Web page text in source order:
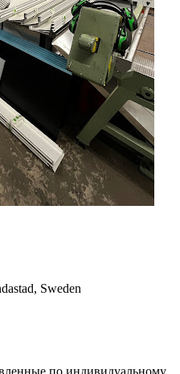
Sweden
по индивидуальному